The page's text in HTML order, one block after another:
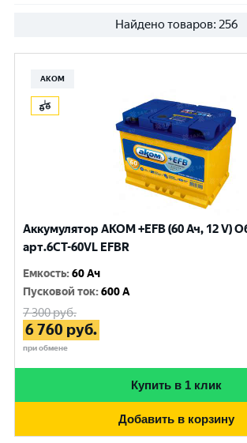
Найдено товаров: 256
АКОМ
Аккумулятор AKOM +EFB (60 Ач, 12 V)
арт.6CТ-60VL EFBR
Емкость:60 Ач
Пусковой ток:600 A
7 300руб.
6 760 руб.
при обмене
Купить в 1 клик
Добавить в корзину